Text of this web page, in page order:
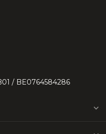
/ BE0764584286